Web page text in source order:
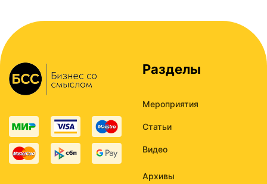
Разделы
Мероприятия
Статьи
Видео
Архивы